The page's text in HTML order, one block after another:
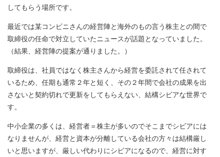
してもらう場所です。
最近では某コンビニさんの経営陣と海外のもの言う株主との間で
取締役の任命で対立していたニュースが話題となっていました。
（結果、経営陣の提案が通りました。）
取締役は、社員ではなく株主さんから経営を委託されて任されて
いるため、任期も通常２年と短く、その２年間で会社の成果を出
さないと契約切れで更新をしてもらえない、結構シビアな世界で
す。
中小企業の多くは、経営者＝株主が多いのでそこまでシビアには
なりませんが、経営と資本が分離している会社の方々は結構厳し
いと思いますが、厳しい代わりにシビアになるので、経営に対す